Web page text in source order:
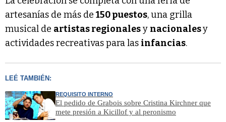
artesanías de más de150 puestos, una grilla
musical de artistas regionalesy nacionalesy
actividades recreativas para las infancias.
LEÉ TAMBIÉN:
REQUISITO INTERNO
El pedido de Grabois sobre Cristina Kirchner que
mete presión a Kicillof y al peronismo